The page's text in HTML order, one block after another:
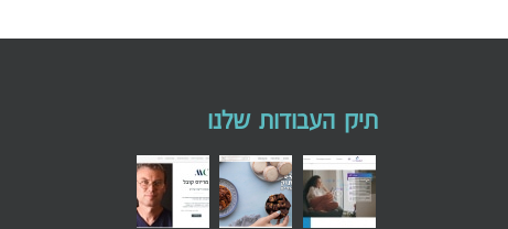
תיק העבודות שלנו